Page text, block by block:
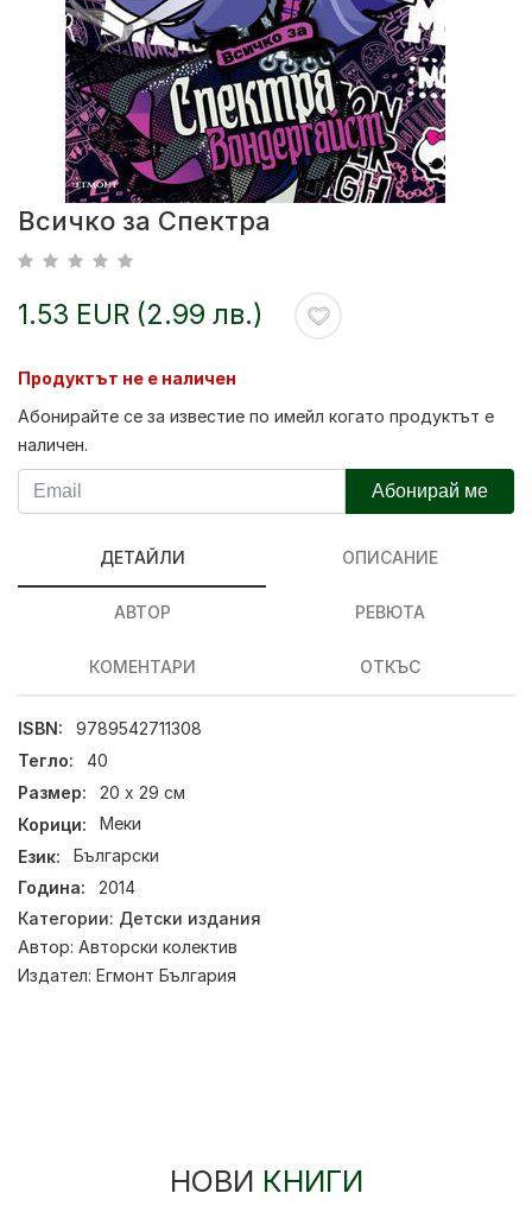
Всичко за Спектра
1.53 EUR (2.99 лв.)
Продуктът не е наличен
Абонирайте се за известие по имейл когато продуктът е
наличен.
Абонирай ме
ДЕТАЙЛИ ОПИСАНИЕ
АВТОР РЕВЮТА
КОМЕНТАРИ ОТКЪС
ISBN:
9789542711308
Тегло:
40
Размер:
20 х 29 см
Корици:
Меки
Език:
Български
Година:
2014
Категории: Детски издания
Автор: Авторски колектив
Издател: Егмонт България
НОВИ КНИГИ